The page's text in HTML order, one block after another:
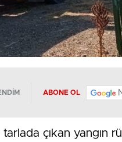
ABONE OL
tarlada çıkan yangın